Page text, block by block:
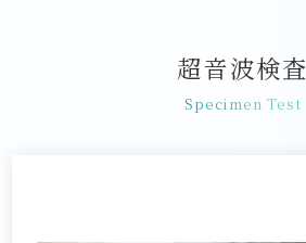
超音波検査
Specimen Test